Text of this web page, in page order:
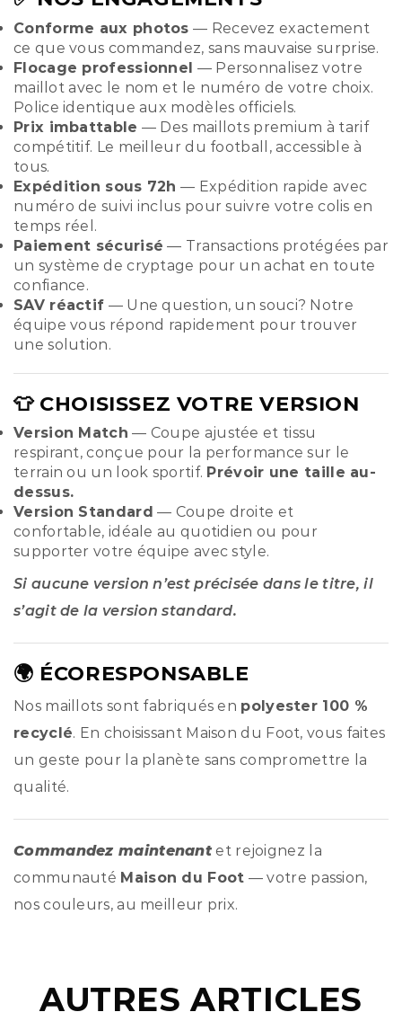
Conforme aux photos — Recevez exactement
ce que vous commandez, sans mauvaise surprise.
Flocage professionnel — Personnalisez votre
maillot avec le nom et le numéro de votre choix.
Police identique aux modèles officiels.
Prix imbattable — Des maillots premium à tarif
compétitif. Le meilleur du football, accessible à
tous.
Expédition sous 72h — Expédition rapide avec
numéro de suivi inclus pour suivre votre colis en
temps réel.
Paiement sécurisé — Transactions protégées par
un système de cryptage pour un achat en toute
confiance.
SAV réactif — Une question, un souci? Notre
équipe vous répond rapidement pour trouver
une solution.
👕 CHOISISSEZ VOTRE VERSION
Version Match — Coupe ajustée et tissu
respirant, conçue pour la performance sur le
terrain ou un look sportif. Prévoir une taille au-
dessus.
Version Standard — Coupe droite et
confortable, idéale au quotidien ou pour
supporter votre équipe avec style.
Si aucune version n’est précisée dans le titre, il
s’agit de la version standard.
🌍 ÉCORESPONSABLE
Nos maillots sont fabriqués en polyester 100 %
recyclé. En choisissant Maison du Foot, vous faites
un geste pour la planète sans compromettre la
qualité.
Commandez maintenant et rejoignez la
communauté Maison du Foot — votre passion,
nos couleurs, au meilleur prix.
AUTRES ARTICLES